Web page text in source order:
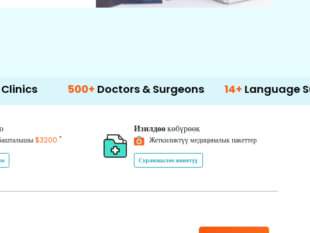
500+Doctors & Surgeons 14+Language Support
$3200 *
Изилдөөкөбүрөөк
Жеткиликтүү медициналык пакеттер
Сурамжылоо жөнөтүү